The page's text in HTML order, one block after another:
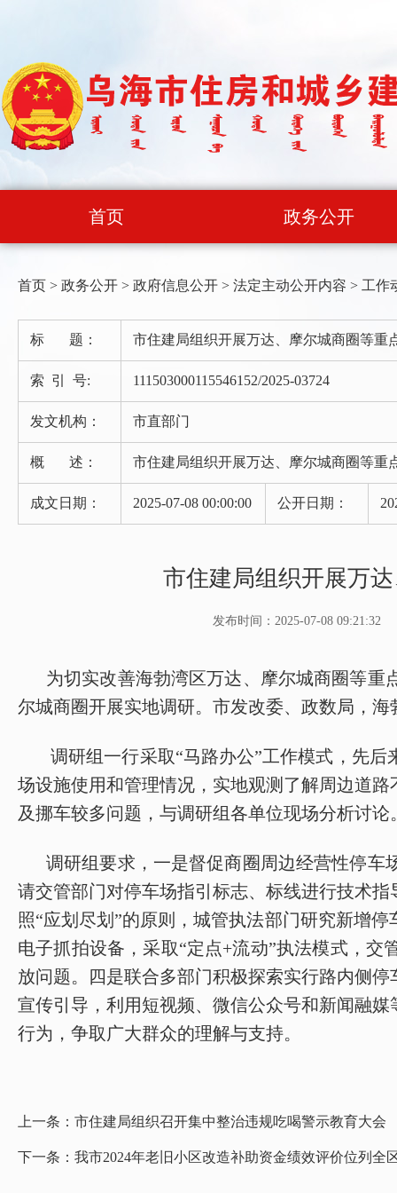
首页 政务公开
首页 > 政务公开 > 政府信息公开 > 法定主动公开内容 > 工作
标 题： 市住建局组织开展万达、摩尔城商圈等重
索 引 号: 111503000115546152/2025-03724
发文机构： 市直部门
概 述： 市住建局组织开展万达、摩尔城商圈等重
成文日期： 2025-07-08 00:00:00 公开日期：
市住建局组织开展万
发布时间：2025-07-08 09:21:32
为切实改善海勃湾区万达、摩尔城商圈等重
尔城商圈开展实地调研。市发改委、政数局，
调研组一行采取“马路办公”工作模式，先
场设施使用和管理情况，实地观测了解周边道
及挪车较多问题，与调研组各单位现场分析讨论
调研组要求，一是督促商圈周边经营性停车
请交管部门对停车场指引标志、标线进行技术
照“应划尽划”的原则，城管执法部门研究新增
电子抓拍设备，采取“定点+流动”执法模式，交
放问题。四是联合多部门积极探索实行路内侧停
宣传引导，利用短视频、微信公众号和新闻融
行为 ， 争取广大群众的理解与支持。
上一条： 市住建局组织召开集中整治违规吃喝警示教育大会
下一条： 我市2024年老旧小区改造补助资金绩效评价位列全